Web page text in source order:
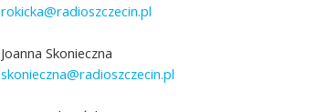
rokicka@radioszczecin.pl
Joanna Skonieczna
skonieczna@radioszczecin.pl